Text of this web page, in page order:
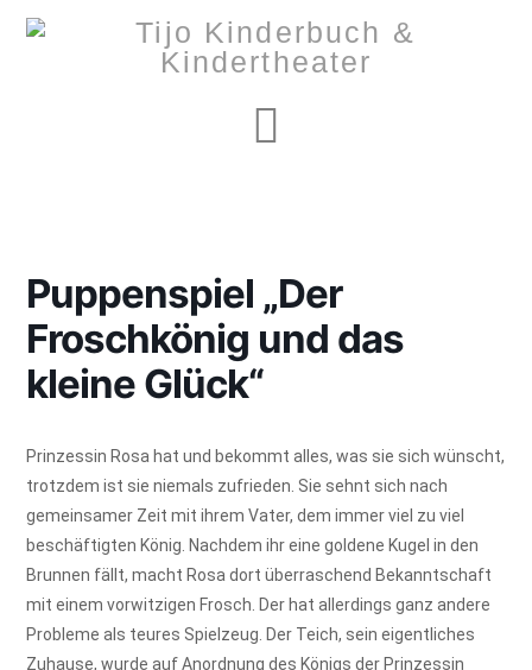
Puppenspiel „Der
Froschkönig und das
kleine Glück“
Prinzessin Rosa hat und bekommt alles, was sie sich wünscht,
trotzdem ist sie niemals zufrieden. Sie sehnt sich nach
gemeinsamer Zeit mit ihrem Vater, dem immer viel zu viel
beschäftigten König. Nachdem ihr eine goldene Kugel in den
Brunnen fällt, macht Rosa dort überraschend Bekanntschaft
mit einem vorwitzigen Frosch. Der hat allerdings ganz andere
Probleme als teures Spielzeug. Der Teich, sein eigentliches
Zuhause, wurde auf Anordnung des Königs der Prinzessin